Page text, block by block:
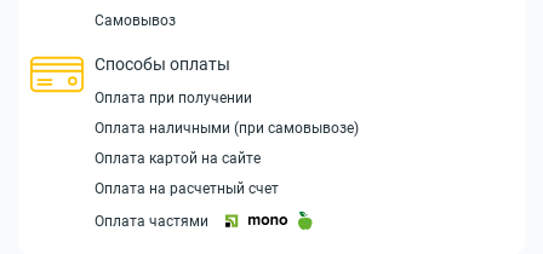
Самовывоз
Способы оплаты
Оплата при получении
Оплата наличными (при самовывозе)
Оплата картой на сайте
Оплата на расчетный счет
Оплата частями